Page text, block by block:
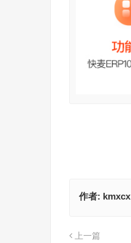
作者: kmxcx
上一篇